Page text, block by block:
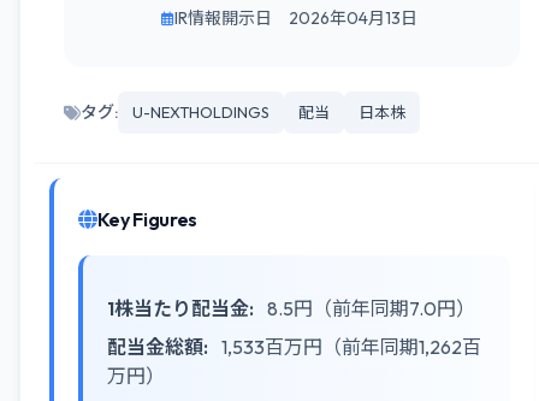
IR情報開示日 2026年04月13日
タグ: U-NEXTHOLDINGS 配当 日本株
Key Figures
1株当たり配当金: 8.5円（前年同期7.0円）
配当金総額: 1,533百万円（前年同期1,262百
万円）